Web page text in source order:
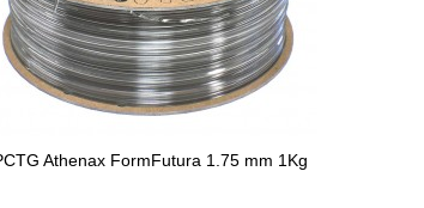
Afegir Al Carret
Athenax FormFutura 1.75 mm 1Kg